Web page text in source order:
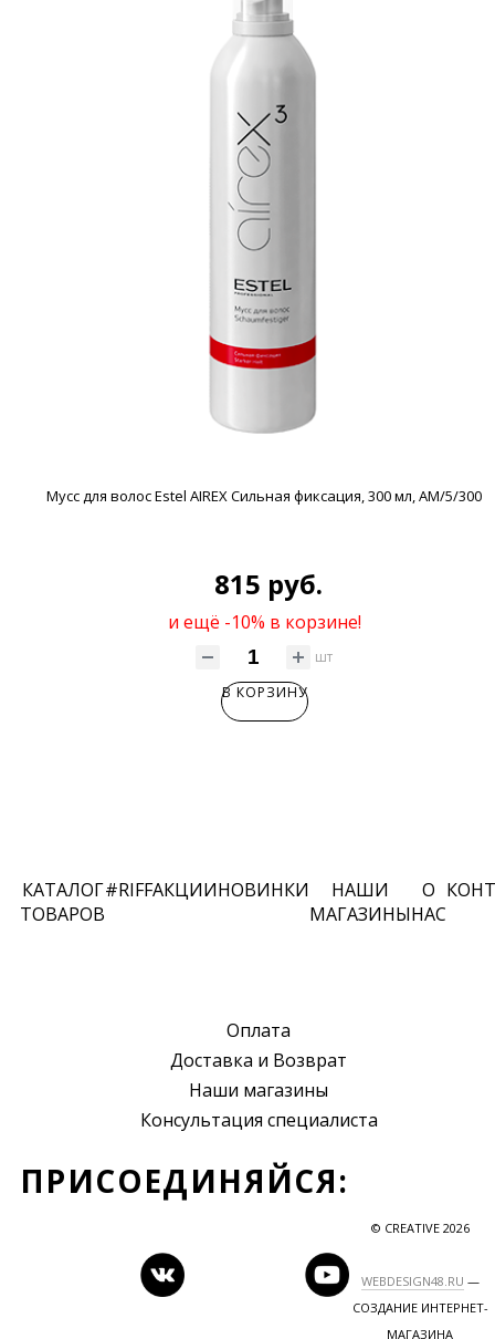
Мусс для волос Estel AIREX Сильная фиксация, 300 мл, AM/5/300
815 руб.
и ещё -10% в корзине!
шт
В КОРЗИНУ
КАТАЛОГ
ТОВАРОВ
#RIFFАКЦИИНОВИНКИ
НАШИ
МАГАЗИНЫ
О
НАС
Оплата
Доставка и Возврат
Наши магазины
Консультация специалиста
ПРИСОЕДИНЯЙСЯ:
© CREATIVE 2026
WEBDESIGN48.RU —
СОЗДАНИЕ ИНТЕРНЕТ-
МАГАЗИНА